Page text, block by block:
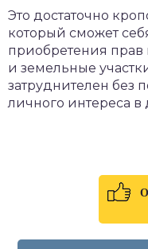
Это достаточно
который сможет
приобретения прав
и земельные
затруднителен без
личного интереса